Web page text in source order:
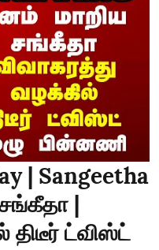
| Sangeetha
|
திடீர் ட்விஸ்ட்